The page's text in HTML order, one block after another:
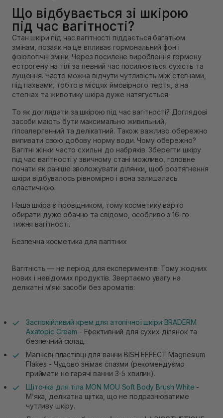
Що відбувається зі шкірою
під час вагітності?
Стан шкіри під час вагітності піддається багатьом
змінам, позаяк на це впливає гормональний фон і
фізіологічні зміни. Через посилене вироблення гормону
естрогену на тілі за певний час посилюється сухість та
лущення. Часто можна відчути чутливість між стегнами,
під пахвами, тобто в місцях ймовірного тертя, а на
стегнах та животику шкіра дуже натягується.
То як доглядати за шкірою під час вагітності? Доглядові
засоби мають бути максимально живильний,
гіпоалергенний та делікатний. Також важливо обережно
випивати свою добову норму води. Чому обережно?
Вагітні жінки часто схильні до набряків. Зберегти шкіру
під час вагітності у звичному стані можливо, головне
почати як раніше зволожувати ділянки, щоб розтягнення
шкіри відбувалось рівномірно і вона залишалась
еластичною.
Наша шкіра є провідником, тому косметику варто
обирати дуже обачно та свідомо, особливо з 16-го
тижня вагітності.
Безпечна косметика для вагітних
Вагітність — не період для експериментів. Тому жодних
нових і невідомих продуктів. Звертаємо увагу на
делікатні мʼякі засоби без ароматів:
Заспокійливий крем для атопічної шкіри BRADERM
Axatopic Cream - Ефективний для сухих ділянок та
безпечний склад.
Магнієві пластівці для ванни BISH EFFECT Magnesium
Flakes - Чудово знімає спазми (рекомендуємо
приймати не гарячі ванни 3-5 хвилин).
Щіточка для тіла MON MOU Soft Body Brush White -
Мʼяка, делікатна щітка, що не подразнюватиме
чутливу шкіру.